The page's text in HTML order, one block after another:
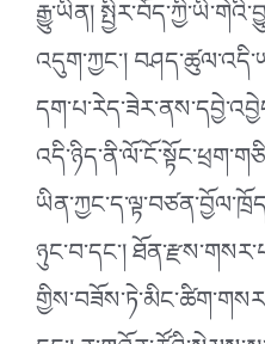
རྒྱུ་ཡིན།
འདུག་ཀྱང་།
ཉུང་བ་དང་།